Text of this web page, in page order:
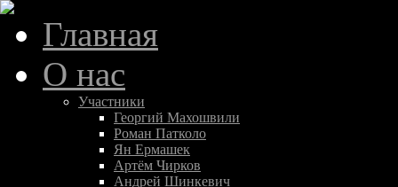
Главная
О нас
Участники
Георгий Махошвили
Роман Патколо
Ян Ермашек
Артём Чирков
Андрей Шинкевич